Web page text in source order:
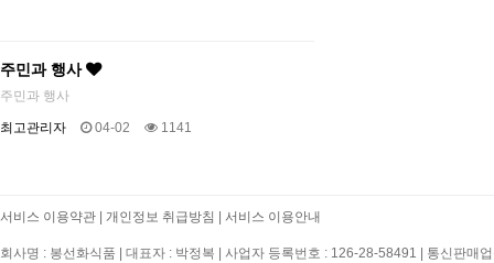
주민과 행사
주민과 행사
최고관리자 04-02 1141
서비스 이용약관 개인정보 취급방침 서비스 이용안내
회사명 : 봉선화식품 대표자 : 박정복 사업자 등록번호 : 126-28-58491
통신판매